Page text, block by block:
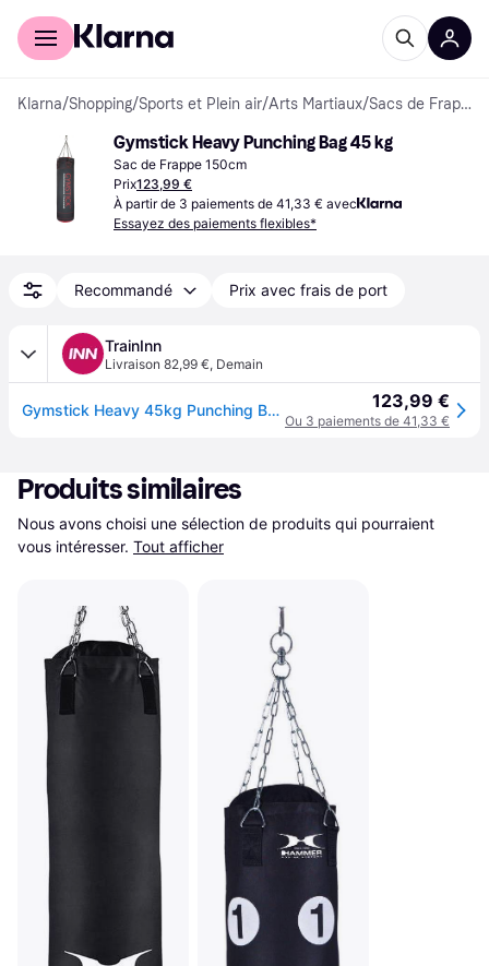
Acheter avec Klarna
Klarna/Shopping/Sports et Plein air/Arts Martiaux/ Sacs de Frappe
Gymstick Heavy Punching Bag 45 kg
Sac de Frappe 150cm
Prix123,99 €
À partir de 3 paiements de 41,33 € avec
Essayez des paiements flexibles*
Recommandé Prix avec frais de port
TrainInn
Livraison 82,99 €, Demain
Gymstick Heavy 45kg Punching Bag Noir 45 kg 123,99 €
Ou 3 paiements de 41,33 €
Produits similaires
Nous avons choisi une sélection de produits qui pourraient
vous intéresser. Tout afficher